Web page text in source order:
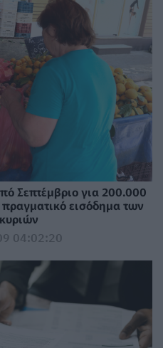
Σεπτέμβριο για 200.000
πραγματικό εισόδημα των
04:02:20